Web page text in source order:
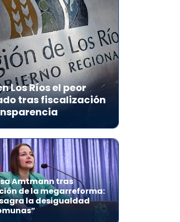
Los Ríos el peor
tras fiscalización
Amtmann tras
de la megarreforma:
la desigualdad